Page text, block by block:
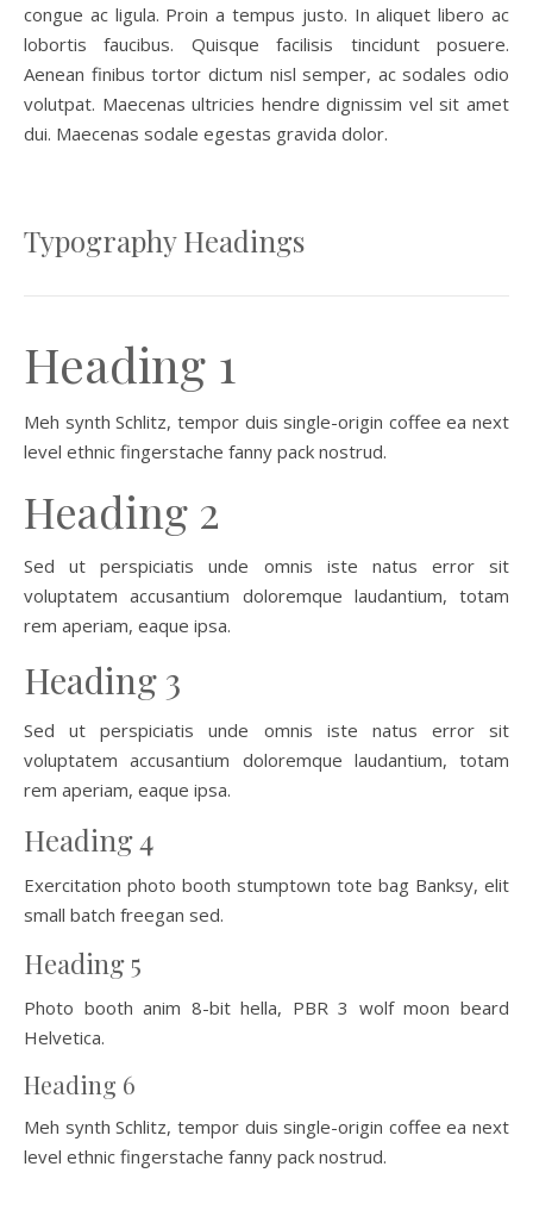
congue ac ligula. Proin a tempus justo. In aliquet libero ac
lobortis faucibus. Quisque facilisis tincidunt posuere.
Aenean finibus tortor dictum nisl semper, ac sodales odio
volutpat. Maecenas ultricies hendre dignissim vel sit amet
dui. Maecenas sodale egestas gravida dolor.
Typography Headings
Heading 1
Meh synth Schlitz, tempor duis single-origin coffee ea next
level ethnic fingerstache fanny pack nostrud.
Heading 2
Sed ut perspiciatis unde omnis iste natus error sit
voluptatem accusantium doloremque laudantium, totam
rem aperiam, eaque ipsa.
Heading 3
Sed ut perspiciatis unde omnis iste natus error sit
voluptatem accusantium doloremque laudantium, totam
rem aperiam, eaque ipsa.
Heading 4
Exercitation photo booth stumptown tote bag Banksy, elit
small batch freegan sed.
Heading 5
Photo booth anim 8-bit hella, PBR 3 wolf moon beard
Helvetica.
Heading 6
Meh synth Schlitz, tempor duis single-origin coffee ea next
level ethnic fingerstache fanny pack nostrud.